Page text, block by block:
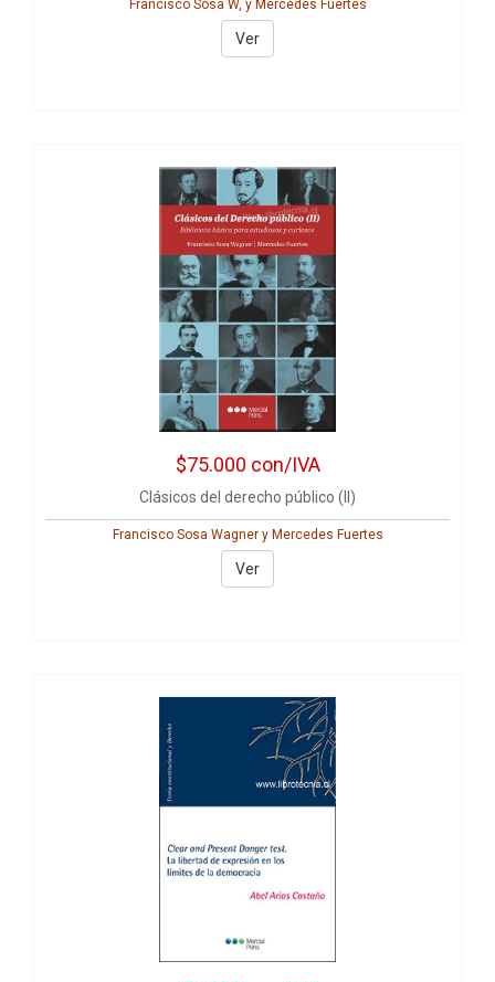
Francisco Sosa W, y Mercedes Fuertes
Ver
$75.000 con/IVA
Clásicos del derecho público (II)
Francisco Sosa Wagner y Mercedes Fuertes
Ver